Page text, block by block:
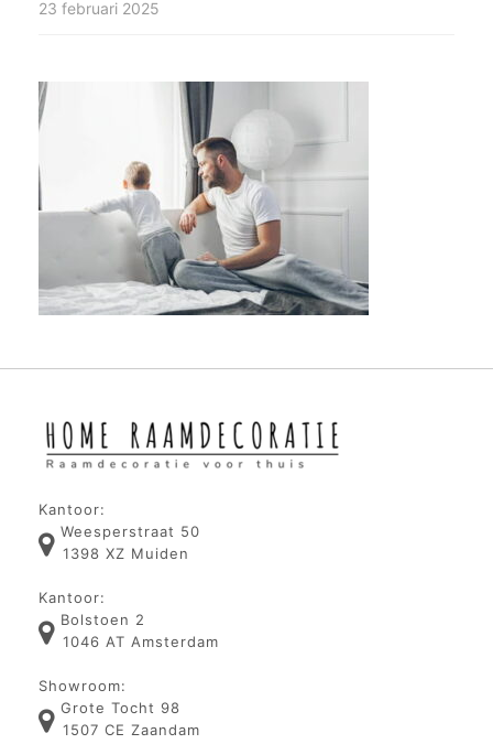
23 februari 2025
Kantoor:
Weesperstraat 50
1398 XZ Muiden
Kantoor:
Bolstoen 2
1046 AT Amsterdam
Showroom:
Grote Tocht 98
1507 CE Zaandam